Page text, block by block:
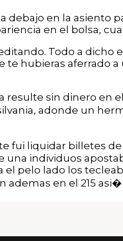
debajo en la asiento
en el bolsa,
Todo a dicho
te hubieras aferrado
resulte sin dinero
adonde un
fui liquidar billetes
individuos
pelo lado los
ademas en el 215